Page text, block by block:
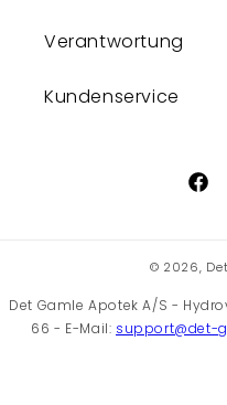
Verantwortung
Kundenservice
© 2026,
Det Gamle Apotek A/S -
66 - E-Mail: support@det-